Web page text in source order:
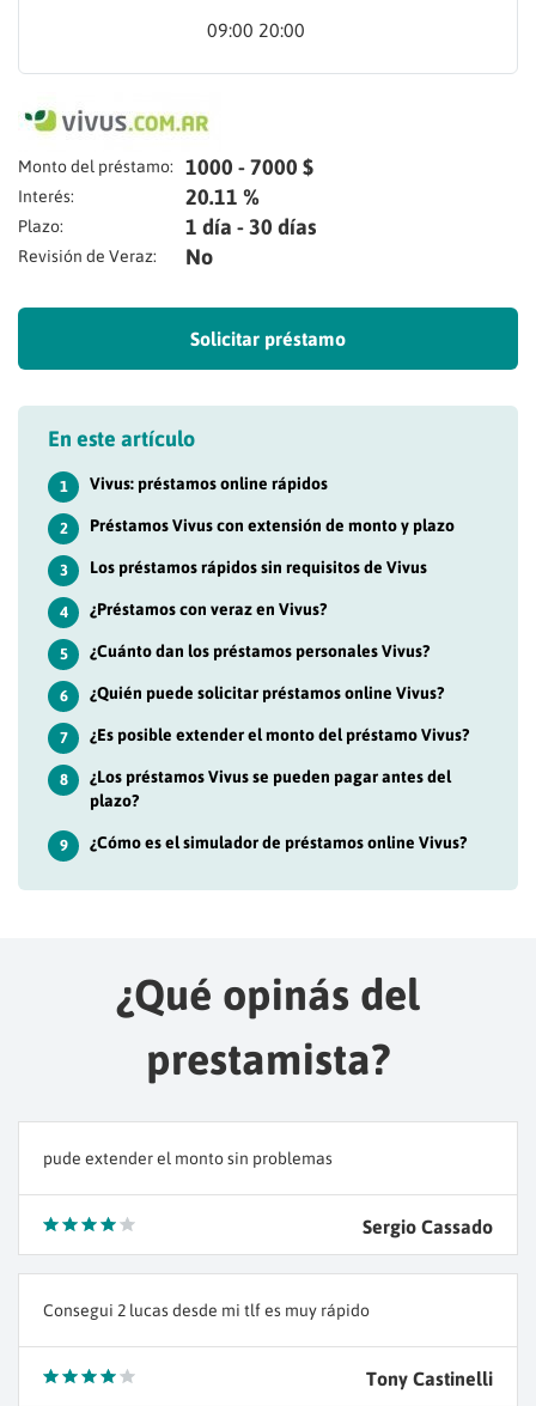
09:00 20:00
Monto del préstamo: 1000 - 7000 $
Interés: 20.11 %
Plazo: 1 día - 30 días
Revisión de Veraz: No
Solicitar préstamo
En este artículo
1 Vivus: préstamos online rápidos
2 Préstamos Vivus con extensión de monto y plazo
3 Los préstamos rápidos sin requisitos de Vivus
4 ¿Préstamos con veraz en Vivus?
5 ¿Cuánto dan los préstamos personales Vivus?
6 ¿Quién puede solicitar préstamos online Vivus?
7 ¿Es posible extender el monto del préstamo Vivus?
8
¿Los préstamos Vivus se pueden pagar antes del
plazo?
9 ¿Cómo es el simulador de préstamos online Vivus?
¿Qué opinás del
prestamista?
pude extender el monto sin problemas
Sergio Cassado
Consegui 2 lucas desde mi tlf es muy rápido
Tony Castinelli